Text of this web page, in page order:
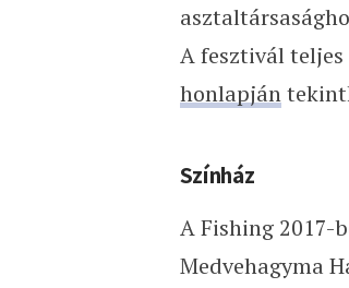
A fesztivál
honlapján
Színház
A Fishing 2017-
Medvehagyma